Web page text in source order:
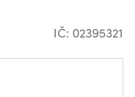
IČ: 02395321